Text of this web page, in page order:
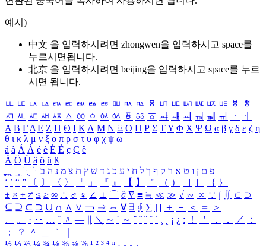
예시)
中文 을 입력하시려면 zhongwen을 입력하시고 space를
누르시면됩니다.
北京 을 입력하시려면 beijing을 입력하시고 space를 누르
시면 됩니다.
ㅥ ㅦ ㅧ ㅨ ㅩ ㅪ ㅫ ㅬ ㅭ ㅮ ㅯ ㅰ ㅱ ㅲ ㅳ ㅴ ㅵ ㅶ ㅷ ㅸ
ㅹ
ㅺ ㅻ ㅼ ㅽ ㅾ ㅿ ㆀ ㆁ ㆂ ㆃ ㆄ ㆅ ㆆ ㆇ ㆈ ㆉ ㆊ ㆋ ㆌ ㆍ
ㆎ
Α Β ΓΔ Ε Ζ Η Θ Ι ΚΛ Μ Ν Ξ Ο Π Ρ Σ ΤΥ Φ Χ Ψ Ω α β γ δ ε ζ η
θ ι κ λ μ ν ξ ο π ρ σ τ υ φ χ ψ ω
á à Á À é è É È ç Ç ê
Ä Ö Ü ä ö ü ß
ִֶֹ ֻּ ׁׂ פ ם ן ו ט א ר ק ף ך ל ח י ע כ ג ד ש ץ ת צ מ נ ה ב
‘ ’ “ ” 〔 〕 〈 〉 「 」 『 』 【 】 ＂ （ ） ［ ］ ｛ ｝
± × ÷ ≠ ≤ ≥ ∞ ∴ ♂ ♀ ∠ ⊥ ⌒ ∂ ∇ ≡ ≒ ≪ ≫ √ ∽ ∝ ∵ ∫ ∬ ∈ ∋
⊆ ⊇ ⊂ ⊃ ∪ ∩ ∧ ∨ ￢ ⇒ ⇔ ∀ ∃ ∮ ∑ ∏ ＋ － ＜ ＝
＞
、
。 · ‥ … ¨ 〃 ― ＼ ∼ ´ ～ ˇ ˘ ˝ ˚ ˙ ¸ ¡ ¿ ː ！ ＇ ， ． ／
：
；
？ ＾ ｀